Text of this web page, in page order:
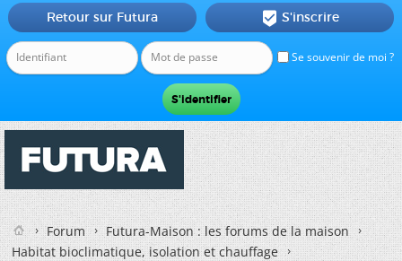
Se souvenir de moi ?
Retour sur Futura  S'inscrire
Forum
Futura-Maison : les forums de la maison
Habitat bioclimatique, isolation et chauffage